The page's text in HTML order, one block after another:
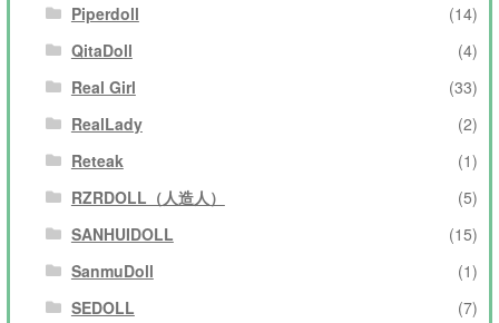
Piperdoll
(14)
QitaDoll
(4)
Real Girl
(33)
RealLady
(2)
Reteak
(1)
RZRDOLL（人造人）
(5)
SANHUIDOLL
(15)
SanmuDoll
(1)
SEDOLL
(7)